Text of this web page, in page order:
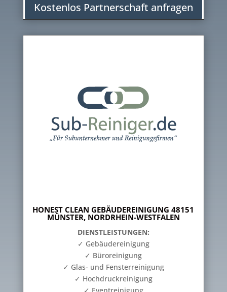
Kostenlos Partnerschaft anfragen
HONEST CLEAN GEBÄUDEREINIGUNG 48151
MÜNSTER, NORDRHEIN-WESTFALEN
DIENSTLEISTUNGEN:
✓ Gebäudereinigung
✓ Büroreinigung
✓ Glas- und Fensterreinigung
✓ Hochdruckreinigung